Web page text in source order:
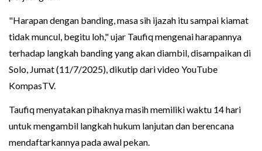
"Harapan dengan banding, masa sih ijazah itu sampai kiamat
tidak muncul, begitu loh," ujar Taufiq mengenai harapannya
terhadap langkah banding yang akan diambil, disampaikan di
Solo, Jumat (11/7/2025), dikutip dari video YouTube
KompasTV.
Taufiq menyatakan pihaknya masih memiliki waktu 14 hari
untuk mengambil langkah hukum lanjutan dan berencana
mendaftarkannya pada awal pekan.